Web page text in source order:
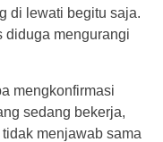
di lewati begitu saja.
diduga mengurangi
mengkonfirmasi
sedang bekerja,
menjawab sama